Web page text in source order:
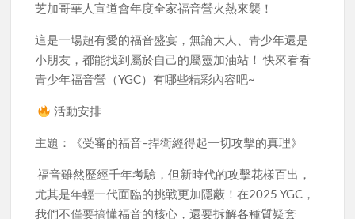
芝加哥華人宣道會年度全家福音營火熱來襲！
這是一場超有愛的福音盛宴，無論大人、青少年還是
小朋友，都能找到屬於自己的屬靈加油站！ 快來看看
青少年福音營（YGC）有哪些精彩內容吧~
活動安排
主題：《受審的福音–捍衛經得起一切攻擊的真理》
福音雖然歷經千年考驗，但新時代的攻擊花樣百出，
尤其是年輕一代面臨的挑戰更加隱蔽！在2025 YGC，
我們不僅要搞懂福音的核心，還要拆解各種質疑套